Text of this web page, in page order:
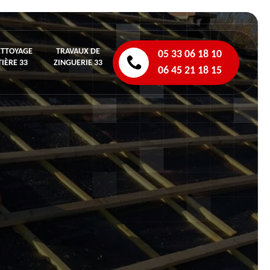
33
TRAVAUX DE
ZINGUERIE 33
05 33 06 18 10
06 45 21 18 15